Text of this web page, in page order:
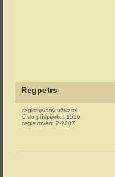
Regpetrs
registrovaný uživatel
číslo příspěvku: 1526
registrován: 2-2007